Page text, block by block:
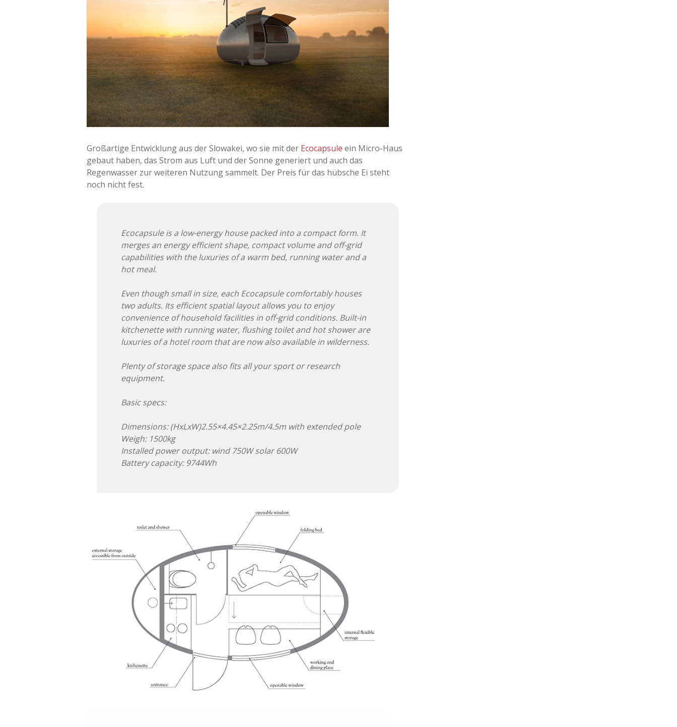
Großartige Entwicklung aus der Slowakei, wo sie mit der Ecocapsule ein Micro-Haus
gebaut haben, das Strom aus Luft und der Sonne generiert und auch das
Regenwasser zur weiteren Nutzung sammelt. Der Preis für das hübsche Ei steht
noch nicht fest.
Ecocapsule is a low-energy house packed into a compact form. It
merges an energy efficient shape, compact volume and off-grid
capabilities with the luxuries of a warm bed, running water and a
hot meal.
Even though small in size, each Ecocapsule comfortably houses
two adults. Its efficient spatial layout allows you to enjoy
convenience of household facilities in off-grid conditions. Built-in
kitchenette with running water, flushing toilet and hot shower are
luxuries of a hotel room that are now also available in wilderness.
Plenty of storage space also fits all your sport or research
equipment.
Basic specs:
Dimensions: (HxLxW)2.55×4.45×2.25m/4.5m with extended pole
Weigh: 1500kg
Installed power output: wind 750W solar 600W
Battery capacity: 9744Wh